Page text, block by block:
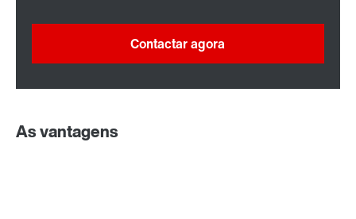
Contactar agora
As vantagens